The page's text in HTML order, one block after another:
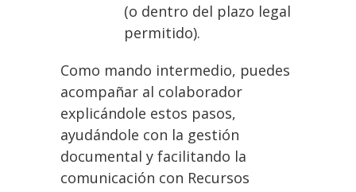
(o dentro del plazo legal
permitido).
Como mando intermedio, puedes
acompañar al colaborador
explicándole estos pasos,
ayudándole con la gestión
documental y facilitando la
comunicación con Recursos